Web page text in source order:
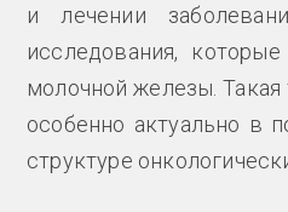
и лечении
исследования,
молочной железы. Такая
особенно актуально в
структуре